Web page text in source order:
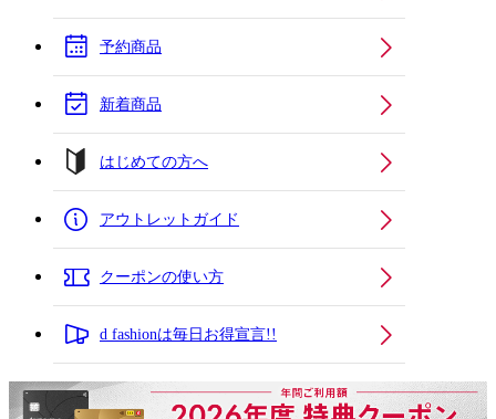
予約商品
新着商品
はじめての方へ
アウトレットガイド
クーポンの使い方
d fashionは毎日お得宣言!!